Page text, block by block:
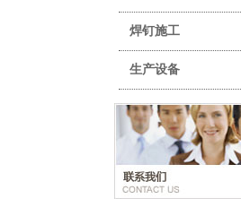
焊钉施工
生产设备